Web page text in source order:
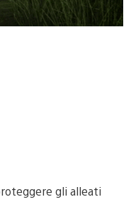
gli alleati